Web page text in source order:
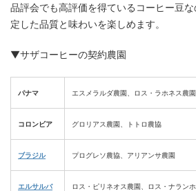
品評会でも高評価を得ているコーヒー豆
定した品質と味わいを楽しめます。
▼サザコーヒーの契約農園
パナマ エスメラルダ農園、ロス・ラホネス農
コロンビア グロリアス農園、トトロ農協
ブラジル プログレソ農協、アリアンサ農園
エルサルバ
ロス・ピリネオス農園、ロス・ナラン